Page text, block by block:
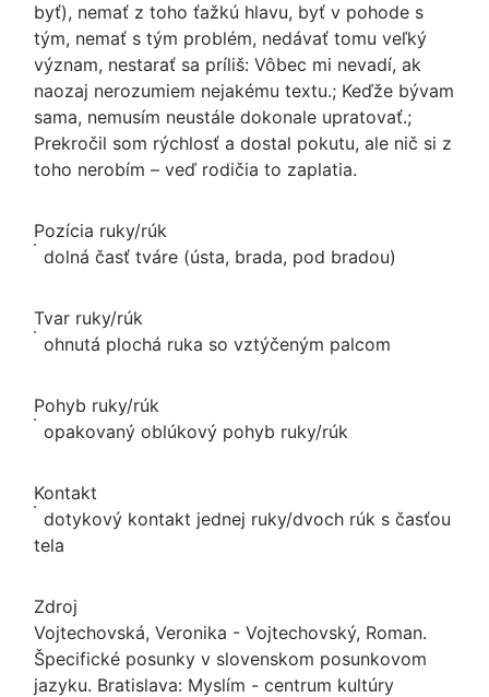
byť), nemať z toho ťažkú hlavu, byť v pohode s
tým, nemať s tým problém, nedávať tomu veľký
význam, nestarať sa príliš: Vôbec mi nevadí, ak
naozaj nerozumiem nejakému textu.; Keďže bývam
sama, nemusím neustále dokonale upratovať.;
Prekročil som rýchlosť a dostal pokutu, ale nič si z
toho nerobím – veď rodičia to zaplatia.
Pozícia ruky/rúk
dolná časť tváre (ústa, brada, pod bradou)
Tvar ruky/rúk
ohnutá plochá ruka so vztýčeným palcom
Pohyb ruky/rúk
opakovaný oblúkový pohyb ruky/rúk
Kontakt
dotykový kontakt jednej ruky/dvoch rúk s časťou
tela
Zdroj
Vojtechovská, Veronika - Vojtechovský, Roman.
Špecifické posunky v slovenskom posunkovom
jazyku. Bratislava: Myslím - centrum kultúry